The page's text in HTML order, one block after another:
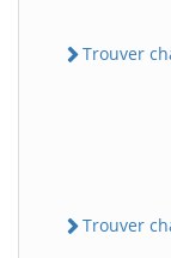
Trouver
Trouver